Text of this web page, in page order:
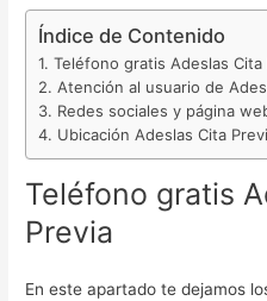
Índice de Contenido
Teléfono gratis Adeslas Cita
Atención al usuario de
Redes sociales y página
Ubicación Adeslas Cita
Teléfono gratis
Previa
En este apartado te dejamos